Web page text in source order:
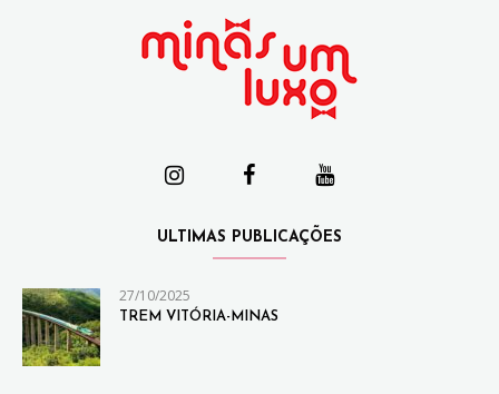
ULTIMAS PUBLICAÇÕES
27/10/2025
TREM VITÓRIA-MINAS